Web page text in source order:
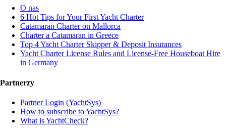
O nas
6 Hot Tips for Your First Yacht Charter
Catamaran Charter on Mallorca
Charter a Catamaran in Greece
Top 4 Yacht Charter Skipper & Deposit Insurances
Yacht Charter License Rules and License-Free Houseboat Hire
in Germany
Partnerzy
Partner Login (YachtSys)
How to subscribe to YachtSys?
What is YachtCheck?